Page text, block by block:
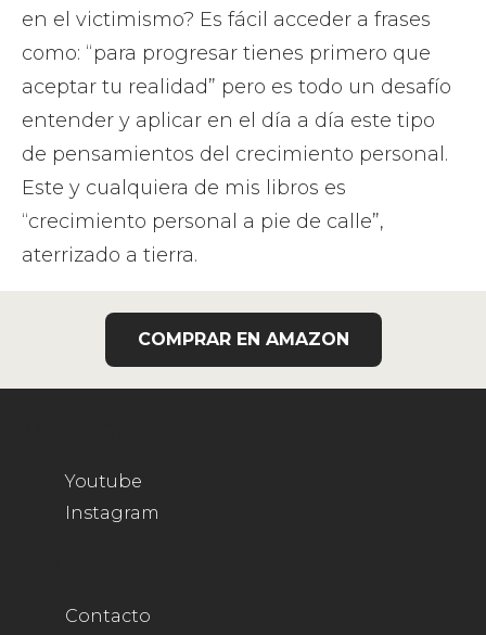
en el victimismo? Es fácil acceder a frases
como: “para progresar tienes primero que
aceptar tu realidad” pero es todo un desafío
entender y aplicar en el día a día este tipo
de pensamientos del crecimiento personal.
Este y cualquiera de mis libros es
“crecimiento personal a pie de calle”,
aterrizado a tierra.
COMPRAR EN AMAZON
Youtube
Instagram
Contacto